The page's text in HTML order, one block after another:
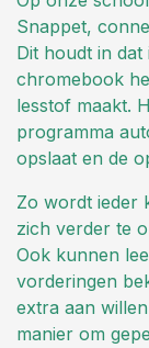
Snappet,
Dit houdt in
chromebook
lesstof maakt.
programma
opslaat en de
Zo wordt ieder
zich verder te
Ook kunnen
vorderingen
extra aan
manier om